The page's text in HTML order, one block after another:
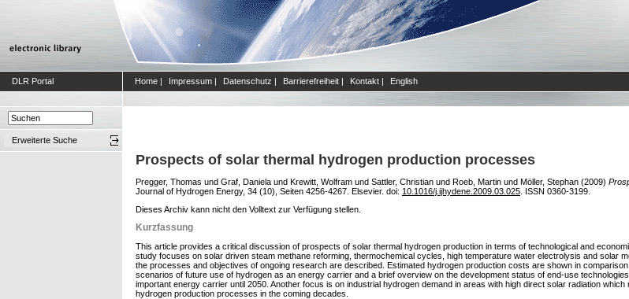
DLR Portal Home | Impressum | Datenschutz | Barrierefreiheit | Kontakt | English
Erweiterte Suche
Prospects of solar thermal hydrogen production processes
Pregger, Thomas und Graf, Daniela und Krewitt, Wolfram und Sattler, Christian und Roeb, Martin und Möller, Stephan (2009)
Journal of Hydrogen Energy, 34 (10), Seiten 4256-4267. Elsevier. doi: 10.1016/j.ijhydene.2009.03.025 . ISSN 0360-3199.
Dieses Archiv kann nicht den Volltext zur Verfügung stellen.
Kurzfassung
This article provides a critical discussion of prospects of solar thermal hydrogen production in terms of technological and
study focuses on solar driven steam methane reforming, thermochemical cycles, high temperature water electrolysis and solar
the processes and objectives of ongoing research are described. Estimated hydrogen production costs are shown in
scenarios of future use of hydrogen as an energy carrier and a brief overview on the development status of end-use
important energy carrier until 2050. Another focus is on industrial hydrogen demand in areas with high direct solar radiation
hydrogen production processes in the coming decades.